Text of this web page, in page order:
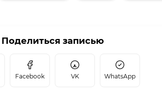
Поделиться записью
Facebook VK WhatsApp